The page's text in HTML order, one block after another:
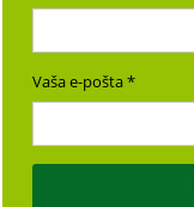
Vaša e-pošta